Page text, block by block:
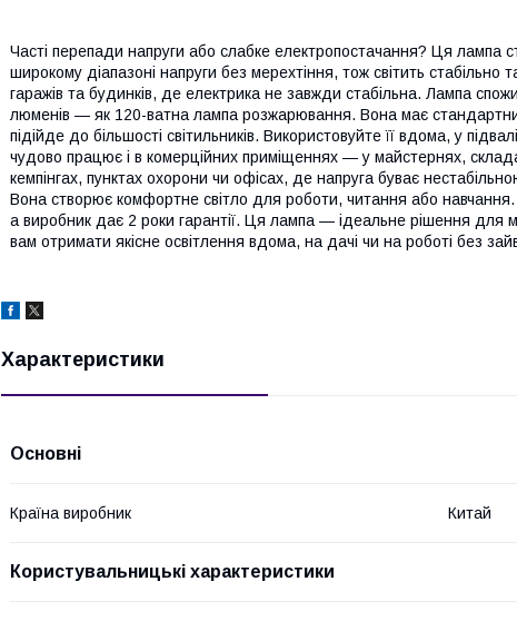
Часті перепади напруги або слабке електропостачання? Ця
широкому діапазоні напруги без мерехтіння, тож світить
гаражів та будинків, де електрика не завжди стабільна. Лампа
люменів — як 120-ватна лампа розжарювання. Вона має
підійде до більшості світильників. Використовуйте її вдома, у
чудово працює і в комерційних приміщеннях — у майстернях,
кемпінгах, пунктах охорони чи офісах, де напруга буває
Вона створює комфортне світло для роботи, читання або
а виробник дає 2 роки гарантії. Ця лампа — ідеальне рішення для
вам отримати якісне освітлення вдома, на дачі чи на роботі без
Характеристики
Основні
Країна виробник Китай
Користувальницькі характеристики